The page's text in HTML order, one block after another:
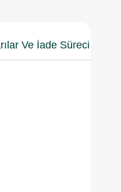
Ve İade Süreci